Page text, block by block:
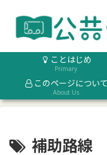
ことはじめ
Primary
このページについて
About Us
補助路線